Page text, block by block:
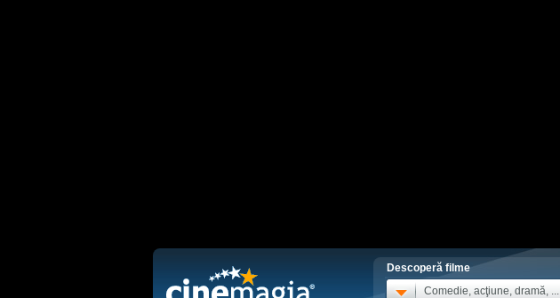
Descoperă filme
Comedie, acţiune, dramă, ...